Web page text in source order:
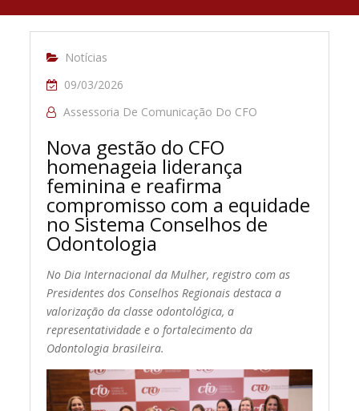
Notícias
09/03/2026
Assessoria De Comunicação Do CFO
Nova gestão do CFO
homenageia liderança
feminina e reafirma
compromisso com a equidade
no Sistema Conselhos de
Odontologia
No Dia Internacional da Mulher, registro com as
Presidentes dos Conselhos Regionais destaca a
valorização da classe odontológica, a
representatividade e o fortalecimento da
Odontologia brasileira.